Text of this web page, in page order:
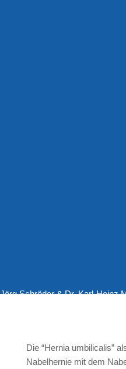
Schröder & Dr. Karl-Heinz
Die “Hernia umbilicalis”
Nabelhernie mit dem